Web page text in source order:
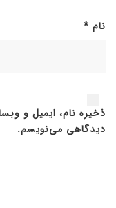
نام *
ذخیره نام، ایمیل و
دیدگاهی می‌نویسم.